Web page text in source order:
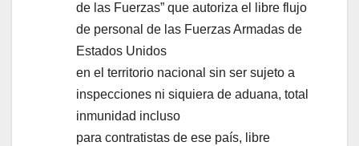
de las Fuerzas” que autoriza el libre flujo
de personal de las Fuerzas Armadas de
Estados Unidos
en el territorio nacional sin ser sujeto a
inspecciones ni siquiera de aduana, total
inmunidad incluso
para contratistas de ese país, libre